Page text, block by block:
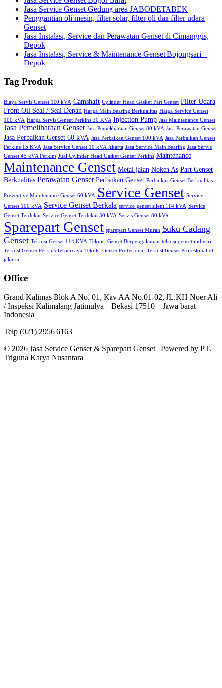
Jasa Service Genset Gedung area JABODETABEK
Penggantian oli mesin, filter solar, filter oli dan filter udara
Genset
Jasa Instalasi, Service dan Perawatan Genset di Cimanggis,
Depok
Jasa Instalasi, Service & Maintenance Genset Bojongsari –
Depok
Tag Produk
Biaya Servis Genset 100 kVA Camshaft Cylinder Head Gasket Part Genset Filter Udara
Front Oil Seal / Seal Depan Harga Main Bearing Berkualitas Harga Service Genset
100 kVA Harga Servis Genset Perkins 30 KVA Injection Pump Jasa Maintenance Genset
Jasa Pemeliharaan Genset Jasa Pemeliharaan Genset 80 kVA Jasa Perawatan Genset
Jasa Perbaikan Genset 60 kVA Jasa Perbaikan Genset 100 kVA Jasa Perbaikan Genset
Perkins 15 KVA Jasa Service Genset 10 kVA Jakarta Jasa Service Main Bearing Jasa Servis
Genset 45 kVA Perkins Jual Cylinder Head Gasket Genset Perkins Maintenance
Maintenance Genset Metal jalan Noken As Part Genset
Berkualitas Perawatan Genset Perbaikan Genset Perbaikan Genset Berkualitas
Preventive Maintenance Genset 60 kVA Service Genset Service
Genset 100 kVA Service Genset Berkala service genset silent 114 kVA Service
Genset Terdekat Service Genset Terdekat 30 kVA Servis Genset 80 kVA
Sparepart Genset sparepart Genset Murah Suku Cadang
Genset Teknisi Genset 114 KVA Teknisi Genset Berpengalaman teknisi genset industri
Teknisi Genset Perkins Terpercaya Teknisi Genset Profesional Teknisi Genset Profesional di
jakarta
Office
Grand Kalimas Blok A No. 01, Kav AA No.01-02, JL.KH Noer Ali
/ Inspeksi Kalimalang Jatimulya – Bekasi 17510 – Jawa barat
Indonesia
Telp (021) 2956 6163
© 2026 Jasa Service Genset & Sparepart Genset | Powered by PT.
Triguna Karya Nusantara